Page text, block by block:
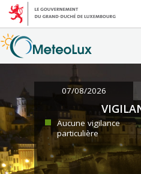
07/08/2026
Aucune vigilance
particulière